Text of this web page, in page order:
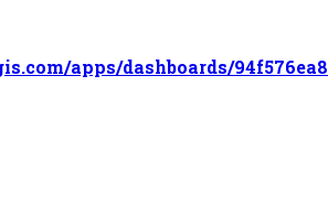
apps/dashboards/